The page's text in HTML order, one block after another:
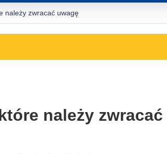
należy zwracać uwagę
należy zwracać